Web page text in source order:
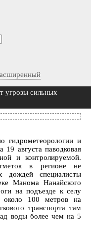
угрозы сильных
гидрометеорологии и
августа паводковая
и контролируемой.
в регионе не
дождей специалисты
Манома Нанайского
на подъезде к селу
около 100 метров на
транспорта там
воды более чем на 5